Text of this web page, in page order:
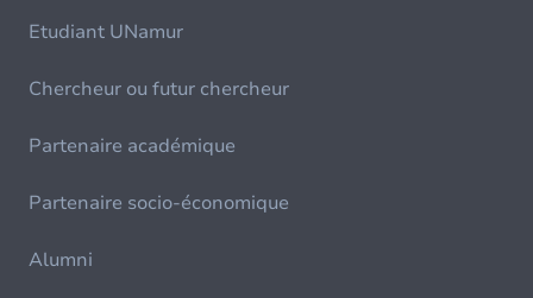
Etudiant UNamur
Chercheur ou futur chercheur
Partenaire académique
Partenaire socio-économique
Alumni